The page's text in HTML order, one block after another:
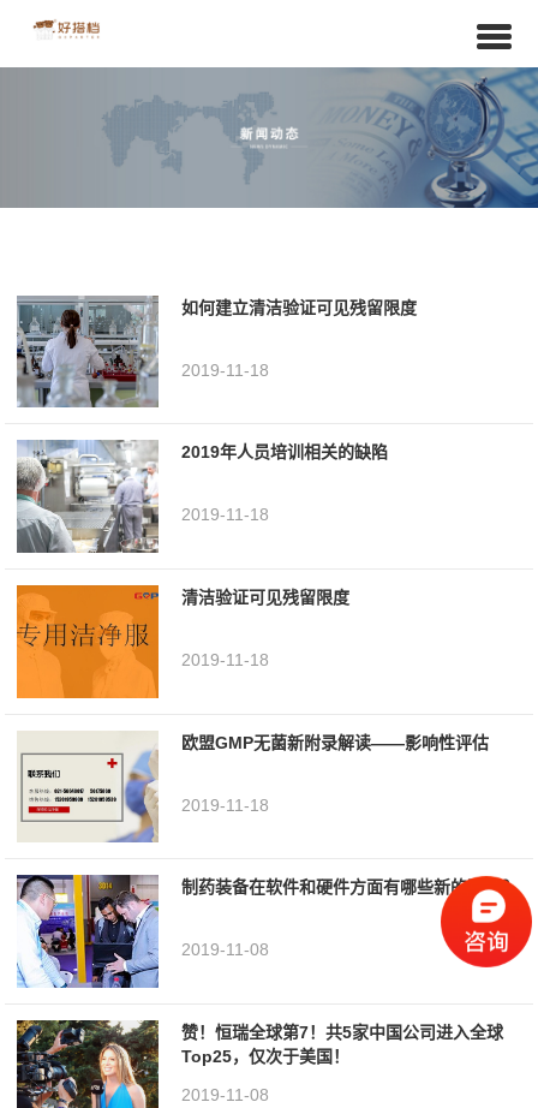
如何建立清洁验证可见残留限度
2019-11-18
2019年人员培训相关的缺陷
2019-11-18
清洁验证可见残留限度
2019-11-18
欧盟GMP无菌新附录解读——影响性评估
2019-11-18
制药装备在软件和硬件方面有哪些新的要求？
2019-11-08
赞！恒瑞全球第7！共5家中国公司进入全球
Top25，仅次于美国！
2019-11-08